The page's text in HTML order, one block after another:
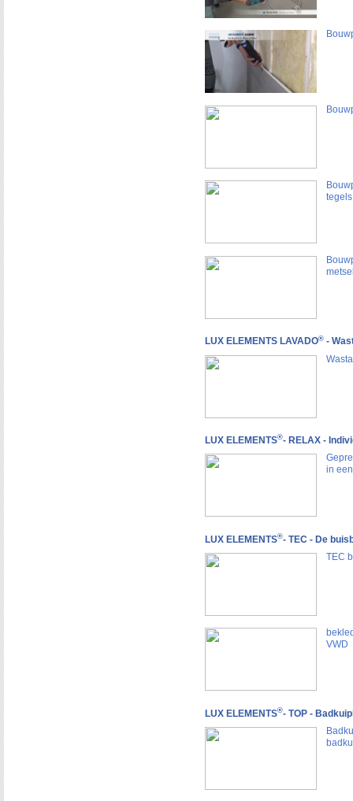
tegels
LUX ELEMENTS LAVADO®-
LUX ELEMENTS®- RELAX -
in
LUX ELEMENTS®- TEC - De
TEC
VWD
LUX ELEMENTS®- TOP -